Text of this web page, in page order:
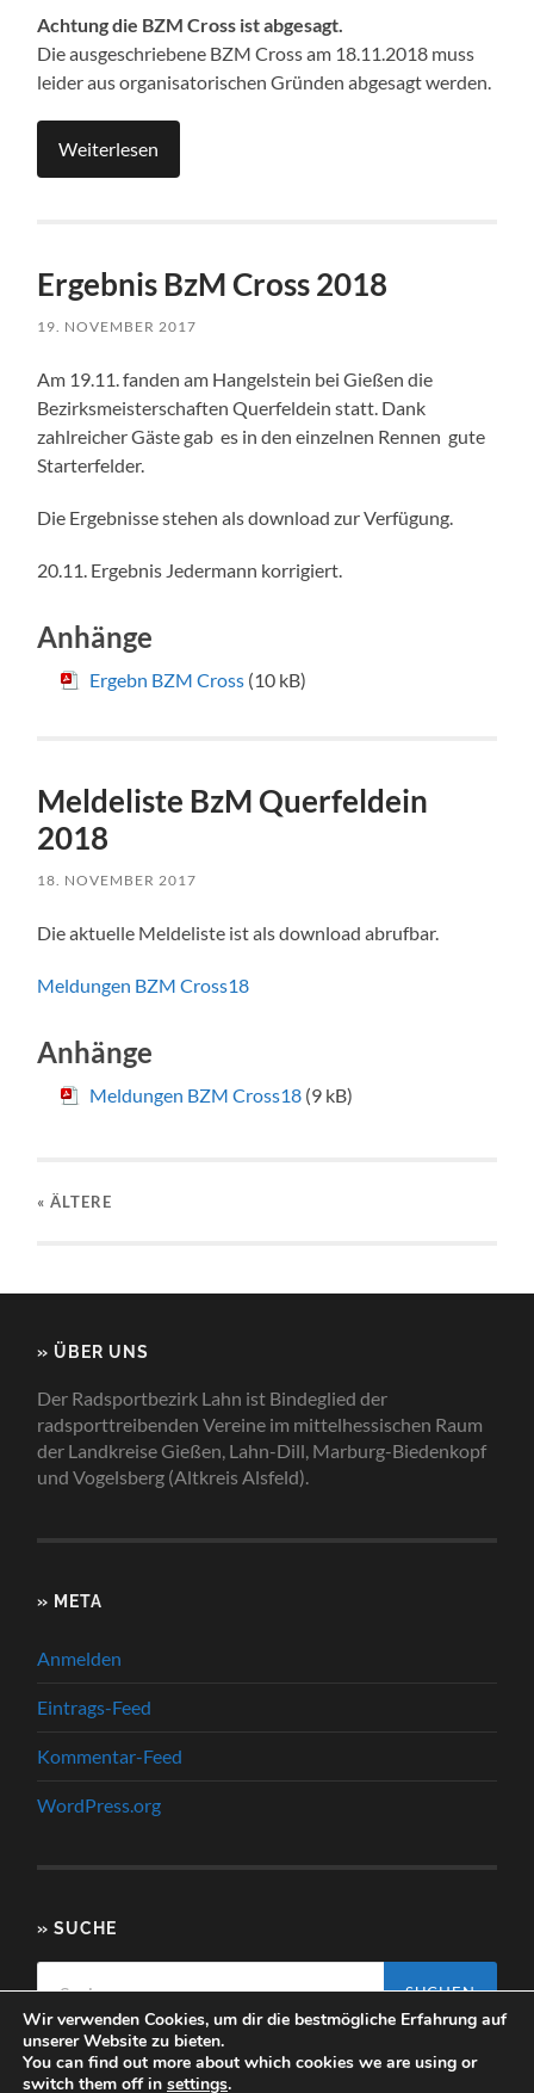
Achtung die BZM Cross ist abgesagt.
Die ausgeschriebene BZM Cross am 18.11.2018 muss
leider aus organisatorischen Gründen abgesagt werden.
Weiterlesen
Ergebnis BzM Cross 2018
19. NOVEMBER 2017
Am 19.11. fanden am Hangelstein bei Gießen die
Bezirksmeisterschaften Querfeldein statt. Dank
zahlreicher Gäste gab es in den einzelnen Rennen gute
Starterfelder.
Die Ergebnisse stehen als download zur Verfügung.
20.11. Ergebnis Jedermann korrigiert.
Anhänge
Ergebn BZM Cross (10 kB)
Meldeliste BzM Querfeldein
2018
18. NOVEMBER 2017
Die aktuelle Meldeliste ist als download abrufbar.
Meldungen BZM Cross18
Anhänge
Meldungen BZM Cross18 (9 kB)
« ÄLTERE
» ÜBER UNS
Der Radsportbezirk Lahn ist Bindeglied der
radsporttreibenden Vereine im mittelhessischen Raum
der Landkreise Gießen, Lahn-Dill, Marburg-Biedenkopf
und Vogelsberg (Altkreis Alsfeld).
» META
Anmelden
Eintrags-Feed
Kommentar-Feed
WordPress.org
» SUCHE
nach:
Wir verwenden Cookies, um dir die bestmögliche Erfahrung auf
unserer Website zu bieten.
You can find out more about which cookies we are using or
switch them off in settings.